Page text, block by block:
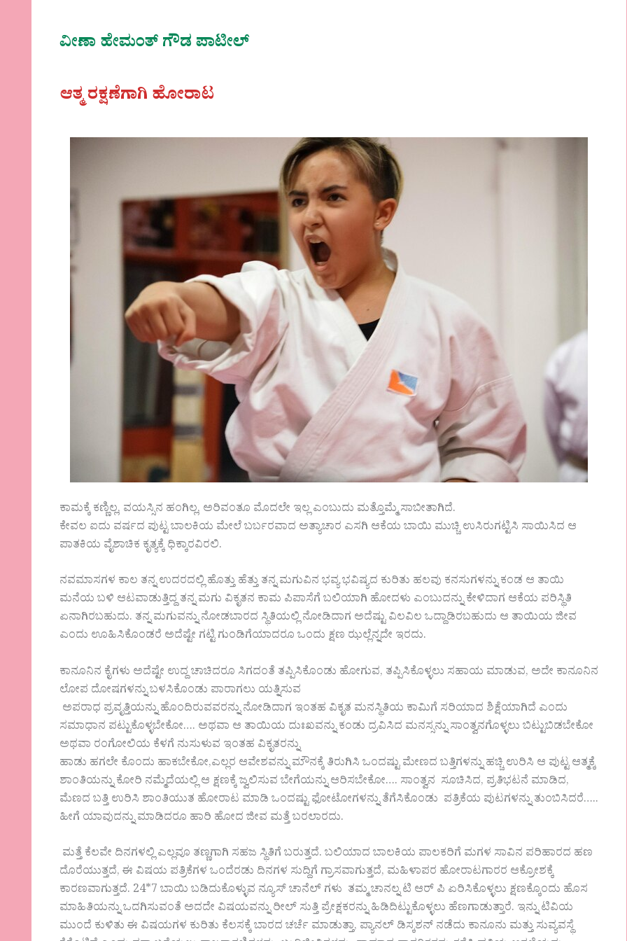
ವೀಣಾ‌ ಹೇಮಂತ್‌ ಗೌಡ ಪಾಟೀಲ್
ಆತ್ಮ ರಕ್ಷಣೆಗಾಗಿ ಹೋರಾಟ
ಕಾಮಕ್ಕೆ ಕಣ್ಣಿಲ್ಲ, ವಯಸ್ಸಿನ ಹಂಗಿಲ್ಲ, ಅರಿವಂತೂ ಮೊದಲೇ ಇಲ್ಲ ಎಂಬುದು ಮತ್ತೊಮ್ಮೆ ಸಾಬೀತಾಗಿದೆ.
ಕೇವಲ ಐದು ವರ್ಷದ ಪುಟ್ಟ ಬಾಲಕಿಯ ಮೇಲೆ ಬರ್ಬರವಾದ ಅತ್ಯಾಚಾರ ಎಸಗಿ ಆಕೆಯ ಬಾಯಿ ಮುಚ್ಚಿ ಉಸಿರುಗಟ್ಟಿಸಿ ಸಾಯಿಸಿದ ಆ
ಪಾತಕಿಯ ವೈಶಾಚಿಕ ಕೃತ್ಯಕ್ಕೆ ಧಿಕ್ಕಾರವಿರಲಿ.
ನವಮಾಸಗಳ ಕಾಲ ತನ್ನ ಉದರದಲ್ಲಿ ಹೊತ್ತು ಹೆತ್ತು ತನ್ನ ಮಗುವಿನ ಭವ್ಯ ಭವಿಷ್ಯದ ಕುರಿತು ಹಲವು ಕನಸುಗಳನ್ನು ಕಂಡ ಆ ತಾಯಿ
ಮನೆಯ ಬಳಿ ಆಟವಾಡುತ್ತಿದ್ದ ತನ್ನ ಮಗು ವಿಕೃತನ ಕಾಮ ಪಿಪಾಸೆಗೆ ಬಲಿಯಾಗಿ ಹೋದಳು ಎಂಬುದನ್ನು ಕೇಳಿದಾಗ ಆಕೆಯ ಪರಿಸ್ಥಿತಿ
ಏನಾಗಿರಬಹುದು. ತನ್ನ ಮಗುವನ್ನು ನೋಡಬಾರದ ಸ್ಥಿತಿಯಲ್ಲಿ ನೋಡಿದಾಗ ಅದೆಷ್ಟು ವಿಲವಿಲ ಒದ್ದಾಡಿರಬಹುದು ಆ ತಾಯಿಯ ಜೀವ
ಎಂದು ಊಹಿಸಿಕೊಂಡರೆ ಅದೆಷ್ಟೇ ಗಟ್ಟಿ ಗುಂಡಿಗೆಯಾದರೂ ಒಂದು ಕ್ಷಣ ಝಲ್ಲೆನ್ನದೇ ಇರದು.
ಕಾನೂನಿನ ಕೈಗಳು ಅದೆಷ್ಟೇ ಉದ್ದ ಚಾಚಿದರೂ ಸಿಗದಂತೆ ತಪ್ಪಿಸಿಕೊಂಡು ಹೋಗುವ, ತಪ್ಪಿಸಿಕೊಳ್ಳಲು ಸಹಾಯ ಮಾಡುವ, ಅದೇ ಕಾನೂನಿನ
ಲೋಪ ದೋಷಗಳನ್ನು ಬಳಸಿಕೊಂಡು ಪಾರಾಗಲು ಯತ್ನಿಸುವ
ಅಪರಾಧ ಪ್ರವೃತ್ತಿಯನ್ನು ಹೊಂದಿರುವವರನ್ನು ನೋಡಿದಾಗ ಇಂತಹ ವಿಕೃತ ಮನಸ್ಥಿತಿಯ ಕಾಮಿಗೆ ಸರಿಯಾದ ಶಿಕ್ಷೆಯಾಗಿದೆ ಎಂದು
ಸಮಾಧಾನ ಪಟ್ಟುಕೊಳ್ಳಬೇಕೋ…. ಅಥವಾ ಆ ತಾಯಿಯ ದುಃಖವನ್ನು ಕಂಡು ದ್ರವಿಸಿದ ಮನಸ್ಸನ್ನು ಸಾಂತ್ವನಗೊಳ್ಳಲು ಬಿಟ್ಟುಬಿಡಬೇಕೋ
ಅಥವಾ ರಂಗೋಲಿಯ ಕೆಳಗೆ ನುಸುಳುವ ಇಂತಹ ವಿಕೃತರನ್ನು
ಹಾಡು ಹಗಲೇ ಕೊಂದು ಹಾಕಬೇಕೋ,ಎಲ್ಲರ ಆವೇಶವನ್ನು ಮೌನಕ್ಕೆ ತಿರುಗಿಸಿ ಒಂದಷ್ಟು ಮೇಣದ ಬತ್ತಿಗಳನ್ನು ಹಚ್ಚಿ ಉರಿಸಿ ಆ ಪುಟ್ಟ ಆತ್ಮಕ್ಕೆ
ಶಾಂತಿಯನ್ನು ಕೋರಿ ನಮ್ಮೆದೆಯಲ್ಲಿ ಆ ಕ್ಷಣಕ್ಕೆ ಜ್ವಲಿಸುವ ಬೇಗೆಯನ್ನು ಆರಿಸಬೇಕೋ…. ಸಾಂತ್ವನ ಸೂಚಿಸಿದ, ಪ್ರತಿಭಟನೆ ಮಾಡಿದ,
ಮೆಣದ ಬತ್ತಿ ಉರಿಸಿ ಶಾಂತಿಯುತ ಹೋರಾಟ ಮಾಡಿ ಒಂದಷ್ಟು ಫೋಟೋಗಳನ್ನು ತೆಗೆಸಿಕೊಂಡು ಪತ್ರಿಕೆಯ ಪುಟಗಳನ್ನು ತುಂಬಿಸಿದರೆ…..
ಹೀಗೆ ಯಾವುದನ್ನು ಮಾಡಿದರೂ ಹಾರಿ ಹೋದ ಜೀವ ಮತ್ತೆ ಬರಲಾರದು.
ಮತ್ತೆ ಕೆಲವೇ ದಿನಗಳಲ್ಲಿ ಎಲ್ಲವೂ ತಣ್ಣಗಾಗಿ ಸಹಜ ಸ್ಥಿತಿಗೆ ಬರುತ್ತದೆ. ಬಲಿಯಾದ ಬಾಲಕಿಯ ಪಾಲಕರಿಗೆ ಮಗಳ ಸಾವಿನ ಪರಿಹಾರದ ಹಣ
ದೊರೆಯುತ್ತದೆ, ಈ ವಿಷಯ ಪತ್ರಿಕೆಗಳ ಒಂದೆರಡು ದಿನಗಳ ಸುದ್ದಿಗೆ ಗ್ರಾಸವಾಗುತ್ತದೆ, ಮಹಿಳಾಪರ ಹೋರಾಟಗಾರರ ಆಕ್ರೋಶಕ್ಕೆ
ಕಾರಣವಾಗುತ್ತದೆ. 24*7 ಬಾಯಿ ಬಡಿದುಕೊಳ್ಳುವ ನ್ಯೂಸ್ ಚಾನೆಲ್ ಗಳು ತಮ್ಮ ಚಾನಲ್ನ ಟಿ ಆರ್ ಪಿ ಏರಿಸಿಕೊಳ್ಳಲು ಕ್ಷಣಕ್ಕೊಂದು ಹೊಸ
ಮಾಹಿತಿಯನ್ನು ಒದಗಿಸುವಂತೆ ಅದದೇ ವಿಷಯವನ್ನು ರೀಲ್ ಸುತ್ತಿ ಪ್ರೇಕ್ಷಕರನ್ನು ಹಿಡಿದಿಟ್ಟುಕೊಳ್ಳಲು ಹೆಣಗಾಡುತ್ತಾರೆ. ಇನ್ನು ಟಿವಿಯ
ಮುಂದೆ ಕುಳಿತು ಈ ವಿಷಯಗಳ ಕುರಿತು ಕೆಲಸಕ್ಕೆ ಬಾರದ ಚರ್ಚೆ ಮಾಡುತ್ತಾ, ಪ್ಯಾನಲ್ ಡಿಸ್ಕಶನ್ ನಡೆದು ಕಾನೂನು ಮತ್ತು ಸುವ್ಯವಸ್ಥೆ